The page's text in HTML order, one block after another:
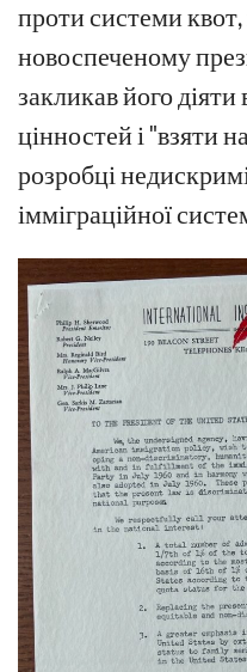
проти системи
новоспеченому
закликав його діяти
цінностей і "взяти
розробці
імміграційної